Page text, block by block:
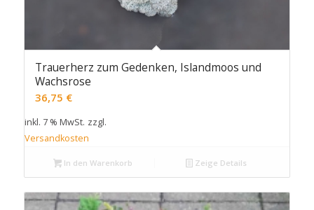
Trauerherz zum Gedenken, Islandmoos und
Wachsrose
36,75 €
inkl. 7 % MwSt. zzgl.
Versandkosten
In den Warenkorb Zeige Details